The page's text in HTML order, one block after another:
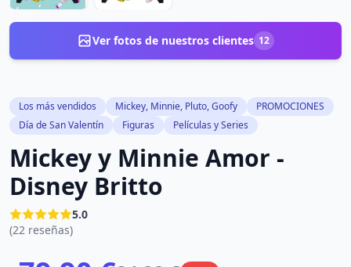
Ver fotos de nuestros clientes 12
Los más vendidos Mickey, Minnie, Pluto, Goofy
PROMOCIONES
Día de San Valentín
Figuras Películas y Series
Mickey y Minnie Amor -
Disney Britto
5.0
(22 reseñas)